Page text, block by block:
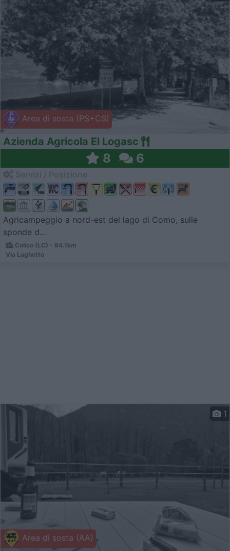
Area di sosta (PS+CS)
Azienda Agricola El Logasc
8 6
Agricampeggio a nord-est del lago di Como, sulle
sponde d...
Colico (LC) - 94.1km
Via Laghetto
Area di sosta (AA)
1